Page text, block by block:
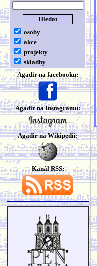
osoby
akce
projekty
skladby
Agadir na facebooku:
Agadir na Instagramu:
Agadir na Wikipedii:
Kanál RSS: